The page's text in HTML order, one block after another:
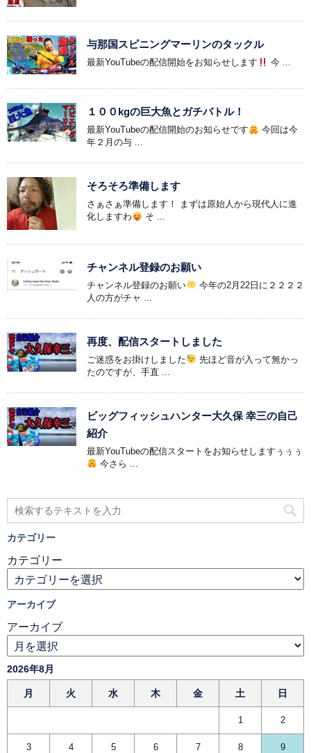
与那国スピニングマーリンのタックル
最新YouTubeの配信開始をお知らせします 今 ...
１００kgの巨大魚とガチバトル！
最新YouTubeの配信開始のお知らせです
今回は今
年２月の与 ...
そろそろ準備します
さぁさぁ準備します！ まずは原始人から現代人に進
化しますわ
そ ...
チャンネル登録のお願い
チャンネル登録のお願い
今年の2月22日に２２２２
人の方がチャ ...
再度、配信スタートしました
ご迷惑をお掛けしました
先ほど音が入って無かっ
たのですが、手直 ...
ビッグフィッシュハンター大久保 幸三の自己
紹介
最新YouTubeの配信スタートをお知らせしますぅぅぅ
今さら ...
カテゴリー
カテゴリー
アーカイブ
アーカイブ
2026年8月
月 火 水 木 金 土 日
1 2
3 4 5 6 7 8 9